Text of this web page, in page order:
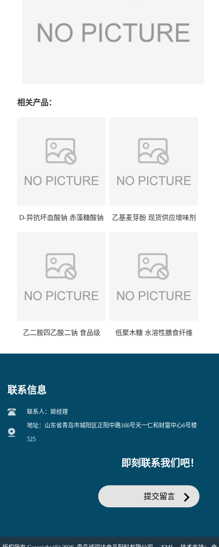
相关产品：
D-异抗坏血酸钠 赤藻糖酸钠
乙基麦芽酚 现货供应增味剂
乙二胺四乙酸二钠 食品级
低聚木糖 水溶性膳食纤维
联系信息
联系人：姬经理
地址：山东省青岛市城阳区正阳中路166号天一仁和财富中心6号楼
525
即刻联系我们吧！
提交留言